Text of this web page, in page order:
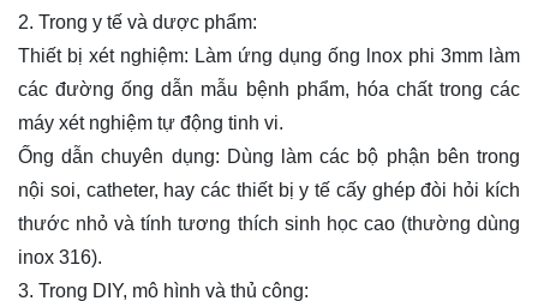
2. Trong y tế và dược phẩm:
Thiết bị xét nghiệm: Làm ứng dụng ống lnox phi 3mm làm
các đường ống dẫn mẫu bệnh phẩm, hóa chất trong các
máy xét nghiệm tự động tinh vi.
Ống dẫn chuyên dụng: Dùng làm các bộ phận bên trong
nội soi, catheter, hay các thiết bị y tế cấy ghép đòi hỏi kích
thước nhỏ và tính tương thích sinh học cao (thường dùng
inox 316).
3. Trong DIY, mô hình và thủ công: